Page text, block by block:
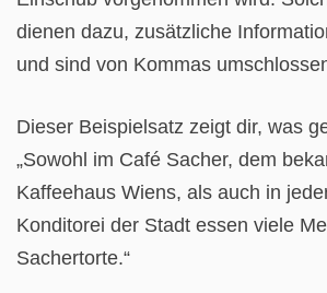
dienen dazu, zusätzliche
und sind von Kommas
Dieser Beispielsatz zeigt dir, was
„Sowohl im Café Sacher, dem
Kaffeehaus Wiens, als auch in
Konditorei der Stadt essen viele
Sachertorte.“